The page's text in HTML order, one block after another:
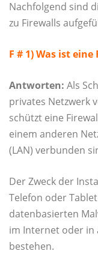
Nachfolgend sind
zu Firewalls
F # 1) Was ist
Antworten: Als
privates Netzwerk
schützt eine
einem anderen
(LAN) verbunden
Der Zweck der
Telefon oder
datenbasierten
im Internet oder in
bestehen.